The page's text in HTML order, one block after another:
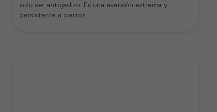
solo ser antojadizo. Es una aversión extrema y
persistente a ciertos…